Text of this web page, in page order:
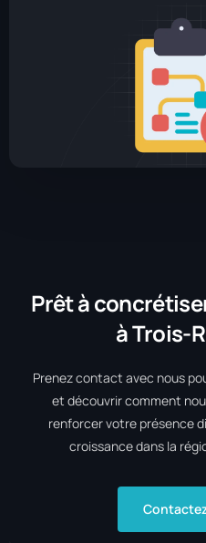
Prêt à
à Trois-
Prenez contact avec nous
et découvrir comment
renforcer votre présence
croissance dans la